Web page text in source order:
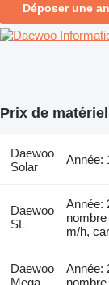
Déposer une
Prix de
Daewoo
Solar
Année:
Daewoo
SL
Année:
m/h,
Daewoo
Mega
Année:
nombre